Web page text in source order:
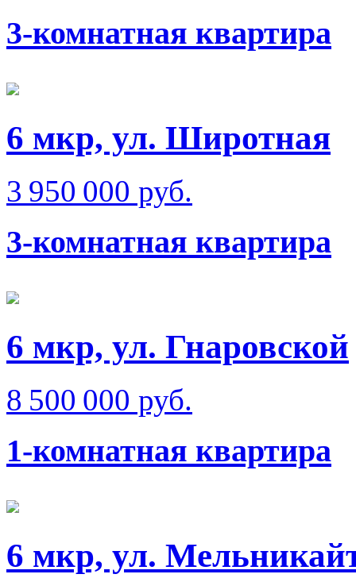
3-комнатная квартира
6 мкр, ул. Широтная
3 950 000 руб.
3-комнатная квартира
6 мкр, ул. Гнаровской
8 500 000 руб.
1-комнатная квартира
6 мкр, ул.